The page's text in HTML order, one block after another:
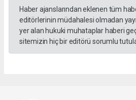
Haber ajanslarından eklenen tüm
editörlerinin müdahalesi olmadan
yer alan hukuki muhataplar haberi
sitemizin hiç bir editörü sorumlu